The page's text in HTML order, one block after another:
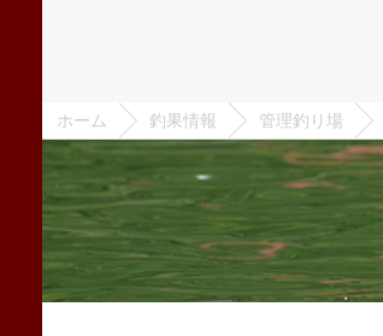
ホーム 釣果情報 管理釣り場